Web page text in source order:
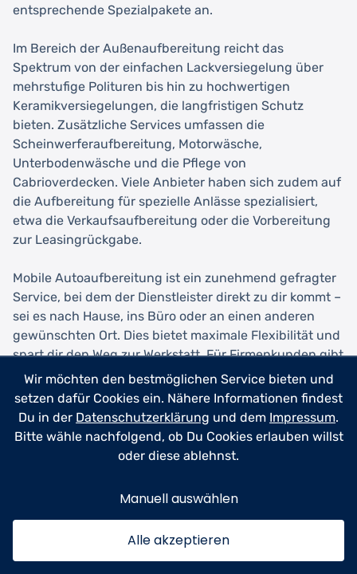
entsprechende Spezialpakete an.
Im Bereich der Außenaufbereitung reicht das
Spektrum von der einfachen Lackversiegelung über
mehrstufige Polituren bis hin zu hochwertigen
Keramikversiegelungen, die langfristigen Schutz
bieten. Zusätzliche Services umfassen die
Scheinwerferaufbereitung, Motorwäsche,
Unterbodenwäsche und die Pflege von
Cabrioverdecken. Viele Anbieter haben sich zudem auf
die Aufbereitung für spezielle Anlässe spezialisiert,
etwa die Verkaufsaufbereitung oder die Vorbereitung
zur Leasingrückgabe.
Mobile Autoaufbereitung ist ein zunehmend gefragter
Service, bei dem der Dienstleister direkt zu dir kommt –
sei es nach Hause, ins Büro oder an einen anderen
gewünschten Ort. Dies bietet maximale Flexibilität und
spart dir den Weg zur Werkstatt. Für Firmenkunden gibt
es oft spezielle Flottenservices mit regelmäßigen
Wartungsintervallen zu vergünstigten Konditionen.
Zur Terminbuchung
Was kostet eine gute
Wir möchten den bestmöglichen Service bieten und
setzen dafür Cookies ein. Nähere Informationen findest
Du in der Datenschutzerklärung und dem Impressum.
Bitte wähle nachfolgend, ob Du Cookies erlauben willst
oder diese ablehnst.
Manuell auswählen
Alle akzeptieren